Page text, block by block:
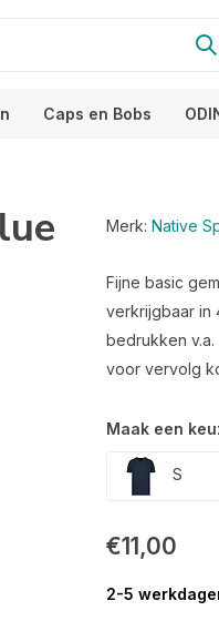
Caps en Bobs
Merk: Native
Fijne basic
verkrijgbaar in
bedrukken
voor vervolg
Maak een
S
€11,00
2-5